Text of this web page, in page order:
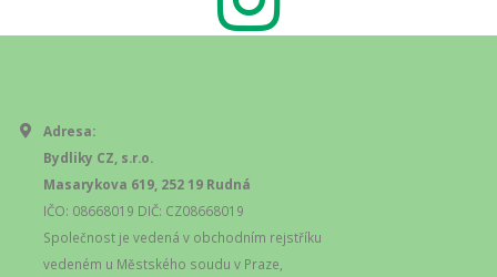
Adresa:
Bydliky CZ, s.r.o.
Masarykova 619, 252 19 Rudná
IČO: 08668019 DIČ: CZ08668019
Společnost je vedená v obchodním rejstříku
vedeném u Městského soudu v Praze,